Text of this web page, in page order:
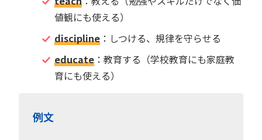
値観にも使える）
discipline：しつける、規律を守らせる
educate：教育する（学校教育にも家庭教
育にも使える）
例文